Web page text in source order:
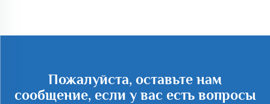
Пожалуйста, оставьте нам
сообщение, если у вас есть вопросы